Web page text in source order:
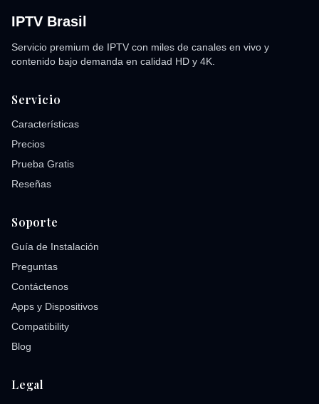
IPTV Brasil
Servicio premium de IPTV con miles de canales en vivo y
contenido bajo demanda en calidad HD y 4K.
Servicio
Características
Precios
Prueba Gratis
Reseñas
Soporte
Guía de Instalación
Preguntas
Contáctenos
Apps y Dispositivos
Compatibility
Blog
Legal